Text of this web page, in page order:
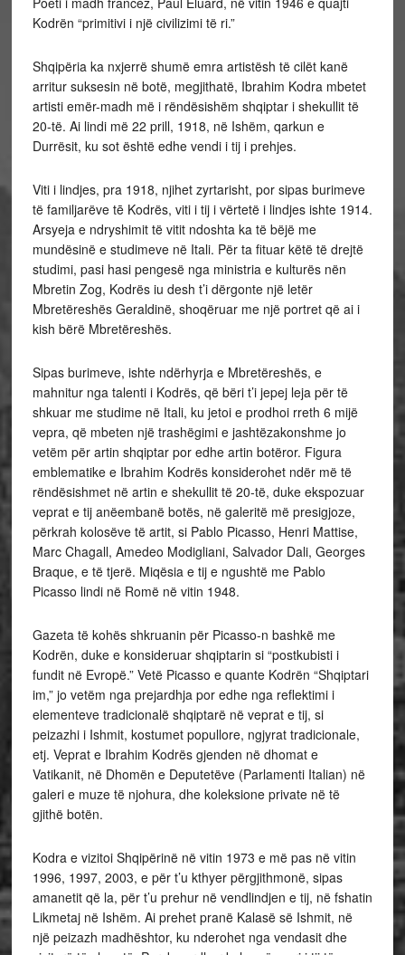
Kodrën “primitivi i një civilizimi të ri.”
Shqipëria ka nxjerrë shumë emra artistësh të cilët kanë
arritur suksesin në botë, megjithatë, Ibrahim Kodra mbetet
artisti emër-madh më i rëndësishëm shqiptar i shekullit të
20-të. Ai lindi më 22 prill, 1918, në Ishëm, qarkun e
Durrësit, ku sot është edhe vendi i tij i prehjes.
Viti i lindjes, pra 1918, njihet zyrtarisht, por sipas burimeve
të familjarëve tē Kodrës, viti i tij i vërtetë i lindjes ishte 1914.
Arsyeja e ndryshimit të vitit ndoshta ka të bëjë me
mundësinë e studimeve në Itali. Për ta fituar këtë të drejtë
studimi, pasi hasi pengesë nga ministria e kulturës nën
Mbretin Zog, Kodrës iu desh t’i dërgonte një letër
Mbretëreshës Geraldinë, shoqëruar me një portret që ai i
kish bërë Mbretëreshës.
Sipas burimeve, ishte ndërhyrja e Mbretëreshës, e
mahnitur nga talenti i Kodrës, që bëri t’i jepej leja për të
shkuar me studime në Itali, ku jetoi e prodhoi rreth 6 mijë
vepra, që mbeten një trashëgimi e jashtëzakonshme jo
vetëm për artin shqiptar por edhe artin botëror. Figura
emblematike e Ibrahim Kodrës konsiderohet ndër më të
rëndësishmet në artin e shekullit të 20-të, duke ekspozuar
veprat e tij anëembanë botës, në galeritë më presigjoze,
përkrah kolosëve të artit, si Pablo Picasso, Henri Mattise,
Marc Chagall, Amedeo Modigliani, Salvador Dali, Georges
Braque, e të tjerë. Miqësia e tij e ngushtë me Pablo
Picasso lindi në Romë në vitin 1948.
Gazeta të kohës shkruanin për Picasso-n bashkë me
Kodrën, duke e konsideruar shqiptarin si “postkubisti i
fundit në Evropë.” Vetë Picasso e quante Kodrën “Shqiptari
im,” jo vetëm nga prejardhja por edhe nga reflektimi i
elementeve tradicionalë shqiptarë në veprat e tij, si
peizazhi i Ishmit, kostumet popullore, ngjyrat tradicionale,
etj. Veprat e Ibrahim Kodrës gjenden në dhomat e
Vatikanit, në Dhomën e Deputetëve (Parlamenti Italian) në
galeri e muze të njohura, dhe koleksione private në të
gjithë botën.
Kodra e vizitoi Shqipërinë në vitin 1973 e më pas në vitin
1996, 1997, 2003, e për t’u kthyer përgjithmonë, sipas
amanetit që la, për t’u prehur në vendlindjen e tij, në fshatin
Likmetaj në Ishëm. Ai prehet pranë Kalasë së Ishmit, në
një peizazh madhështor, ku nderohet nga vendasit dhe